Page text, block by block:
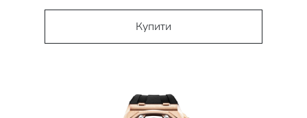
Купити